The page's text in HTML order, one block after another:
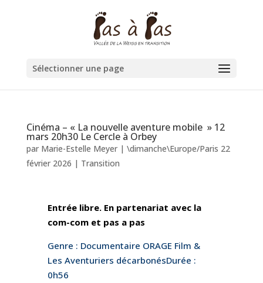
Sélectionner une page
Cinéma – « La nou­vel­le a­ven­tu­re mo­bi­le » 12
mars 20h30 Le Cercle à Orbey
par Marie-Estelle Meyer| \dimanche\Europe/Paris 22
février 2026 | Transition
Entrée libre. En partenariat avec la
com-com et pas a pas
Genre : Documentaire ORAGE Film &
Les Aventuriers décarbonésDurée :
0h56